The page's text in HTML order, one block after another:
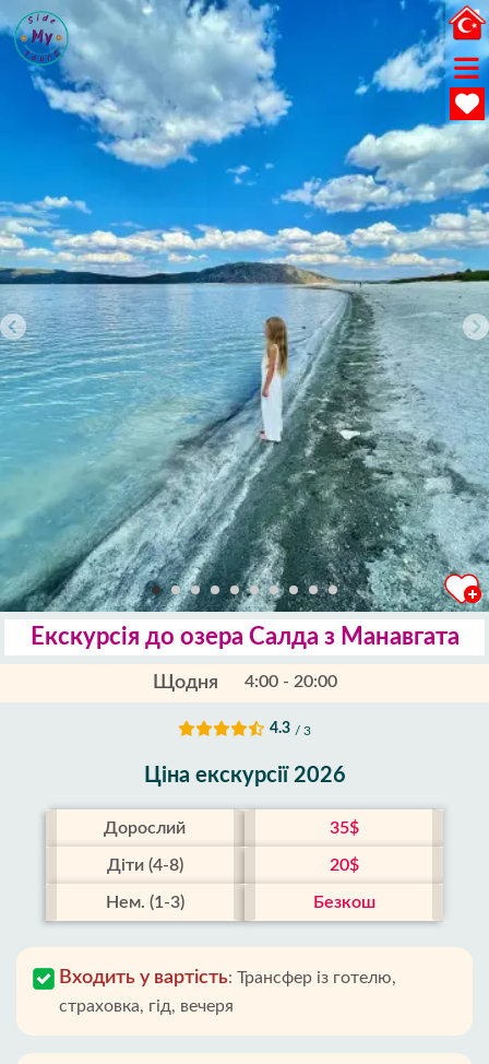
Екскурсія до озера Салда з Манавгата
Щодня 4:00 - 20:00
4.3 / 3
Ціна екскурсії 2026
Дорослий 35$
Діти (4-8) 20$
Нем. (1-3) Безкош
Входить у вартість: Трансфер із готелю,
страховка, гід, вечеря